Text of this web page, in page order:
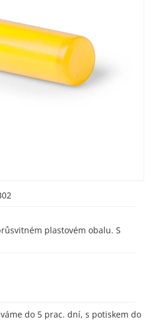
plastovém obalu. S
do 5 prac. dní, s potiskem do